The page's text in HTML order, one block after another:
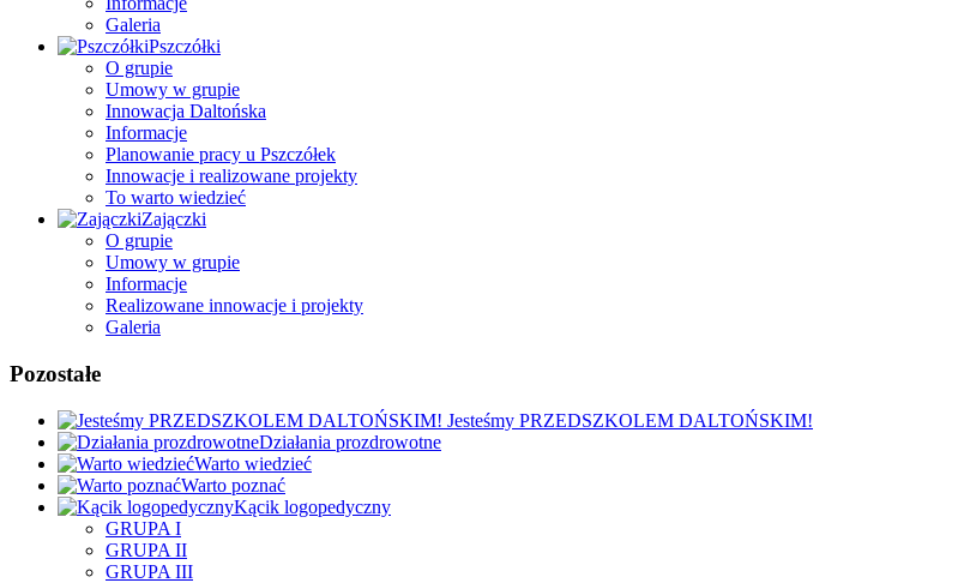
Galeria
Pszczółki
O grupie
Umowy w grupie
Innowacja Daltońska
Informacje
Planowanie pracy u Pszczółek
Innowacje i realizowane projekty
To warto wiedzieć
Zajączki
O grupie
Umowy w grupie
Informacje
Realizowane innowacje i projekty
Galeria
Pozostałe
Jesteśmy PRZEDSZKOLEM DALTOŃSKIM!
Działania prozdrowotne
Warto wiedzieć
Warto poznać
Kącik logopedyczny
GRUPA I
GRUPA II
GRUPA III